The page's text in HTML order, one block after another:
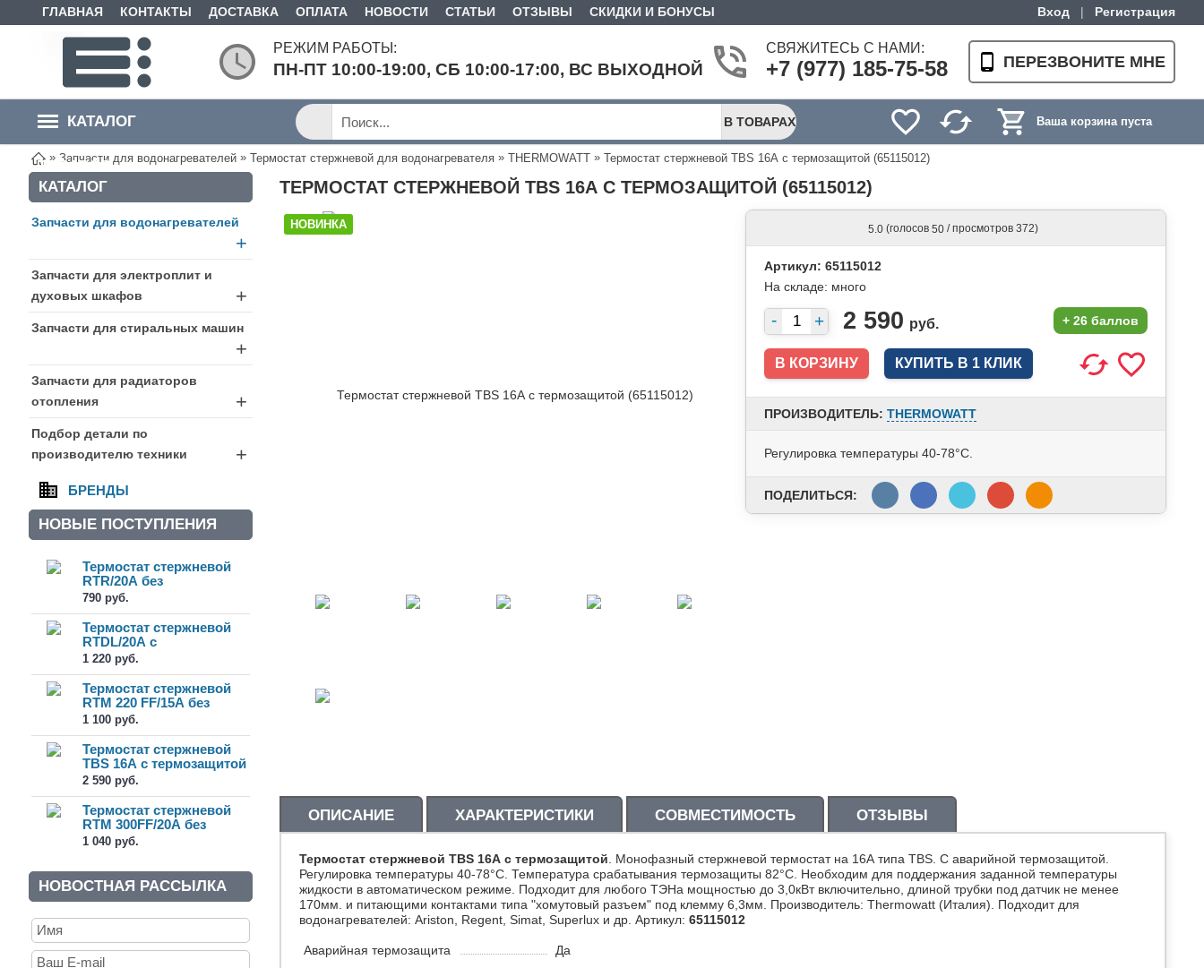
ГЛАВНАЯ КОНТАКТЫ ДОСТАВКА ОПЛАТА НОВОСТИ СТАТЬИ ОТЗЫВЫ СКИДКИ И БОНУСЫ Вход | Регистрация
РЕЖИМ РАБОТЫ:
ПН-ПТ 10:00-19:00, СБ 10:00-17:00, ВС ВЫХОДНОЙ
СВЯЖИТЕСЬ С НАМИ:
+7 (977) 185-75-58 ПЕРЕЗВОНИТЕ МНЕ
КАТАЛОГ
ТОВАРОВ
Ваша корзина пуста
В ТОВАРАХ
» Запчасти для водонагревателей » Термостат стержневой для водонагревателя » THERMOWATT » Термостат стержневой TBS 16А с термозащитой (65115012)
КАТАЛОГ
Запчасти для водонагревателей
+
Запчасти для электроплит и
духовых шкафов
+
Запчасти для стиральных машин
+
Запчасти для радиаторов
отопления
+
Подбор детали по
производителю техники
+
БРЕНДЫ
НОВЫЕ ПОСТУПЛЕНИЯ
Термостат стержневой
RTR/20А без
термозащиты (8...
790 руб.
Термостат стержневой
RTDL/20А c
термозащитой (7...
1 220 руб.
Термостат стержневой
RTM 220 FF/15А без
термоза...
1 100 руб.
Термостат стержневой
TBS 16А с термозащитой
(65...
2 590 руб.
Термостат стержневой
RTM 300FF/20А без
термозащ...
1 040 руб.
НОВОСТНАЯ РАССЫЛКА
ТЕРМОСТАТ СТЕРЖНЕВОЙ TBS 16А С ТЕРМОЗАЩИТОЙ (65115012)
НОВИНКА 5.0 (голосов 50 / просмотров 372)
Артикул: 65115012
На складе: много
2 590 руб. + 26 баллов
КУПИТЬ В 1 КЛИК
ПРОИЗВОДИТЕЛЬ: THERMOWATT
Регулировка температуры 40-78°С.
ПОДЕЛИТЬСЯ:
ОПИСАНИЕ ХАРАКТЕРИСТИКИ СОВМЕСТИМОСТЬ ОТЗЫВЫ
Термостат стержневой TBS 16А с термозащитой . Монофазный стержневой термостат на 16А типа TBS. С аварийной термозащитой.
Регулировка температуры 40-78°С. Температура срабатывания термозащиты 82°С. Необходим для поддержания заданной температуры
жидкости в автоматическом режиме. Подходит для любого ТЭНа мощностью до 3,0кВт включительно, длиной трубки под датчик не менее
170мм. и питающими контактами типа "хомутовый разъем" под клемму 6,3мм. Производитель: Thermowatt (Италия). Подходит для
водонагревателей: Ariston, Regent, Simat, Superlux и др. Артикул: 65115012
Аварийная термозащита
Да